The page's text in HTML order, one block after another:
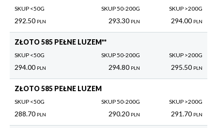
SKUP <50G
292.50 PLN
SKUP 50-200G
293.30 PLN
SKUP >200G
294.00 PLN
ZŁOTO 585 PEŁNE LUZEM**
SKUP <50G
294.00 PLN
SKUP 50-200G
294.80 PLN
SKUP >200G
295.50 PLN
ZŁOTO 585 PEŁNE LUZEM
SKUP <50G
288.70 PLN
SKUP 50-200G
290.20 PLN
SKUP >200G
291.70 PLN